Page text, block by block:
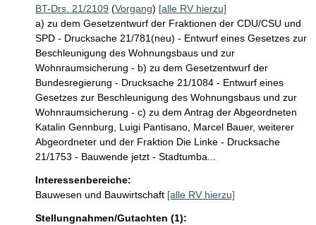
BT-Drs. 21/2109 (Vorgang) [alle RV hierzu]
a) zu dem Gesetzentwurf der Fraktionen der CDU/CSU und
SPD - Drucksache 21/781(neu) - Entwurf eines Gesetzes zur
Beschleunigung des Wohnungsbaus und zur
Wohnraumsicherung - b) zu dem Gesetzentwurf der
Bundesregierung - Drucksache 21/1084 - Entwurf eines
Gesetzes zur Beschleunigung des Wohnungsbaus und zur
Wohnraumsicherung - c) zu dem Antrag der Abgeordneten
Katalin Gennburg, Luigi Pantisano, Marcel Bauer, weiterer
Abgeordneter und der Fraktion Die Linke - Drucksache
21/1753 - Bauwende jetzt - Stadtumba...
Interessenbereiche:
Bauwesen und Bauwirtschaft [alle RV hierzu]
Stellungnahmen/Gutachten (1):